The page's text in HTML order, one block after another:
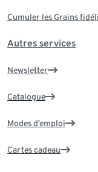
Cumuler les Grains
Autres services
Newsletter
Catalogue
Modes d’emploi
Cartes cadeau